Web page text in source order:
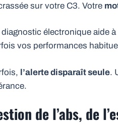
sur votre C3. Votre
diagnostic électronique aide
vos performances
l’alerte disparaît seule.
de l’abs, de